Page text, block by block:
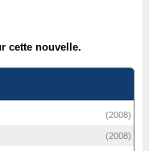
cette nouvelle.
(2008)
(2008)